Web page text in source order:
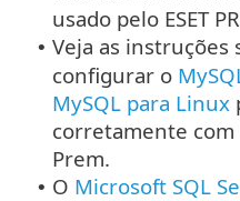
usado pelo ESET
• Veja as instruções
configurar o
MySQL para Linux
corretamente com
Prem.
• O Microsoft SQL